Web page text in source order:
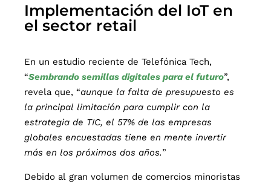
Implementación del IoT en
el sector retail
En un estudio reciente de Telefónica Tech,
“Sembrando semillas digitales para el futuro”,
revela que, “aunque la falta de presupuesto es
la principal limitación para cumplir con la
estrategia de TIC, el 57% de las empresas
globales encuestadas tiene en mente invertir
más en los próximos dos años.”
Debido al gran volumen de comercios minoristas